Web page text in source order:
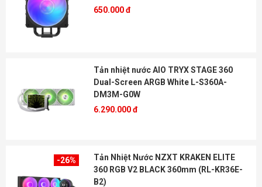
650.000 đ
Tản nhiệt nước AIO TRYX STAGE 360
Dual-Screen ARGB White L-S360A-
DM3M-G0W
6.290.000 đ
-26%
Tản Nhiệt Nước NZXT KRAKEN ELITE
360 RGB V2 BLACK 360mm (RL-KR36E-
B2)